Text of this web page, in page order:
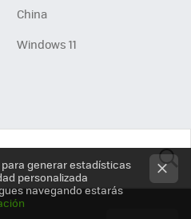
China
Windows 11
generar estadísticas
personalizada
navegando estarás